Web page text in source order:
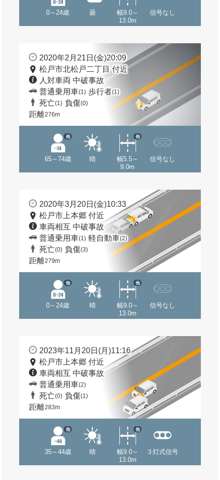
0～24歳 曇
幅9.0～
13.0m
信号なし
2020年2月21日(金)20:09
松戸市北松戸二丁目 付近
人対車両 中破事故
普通乗用車(1) 歩行者(1)
死亡(1) 負傷(0)
距離276m
65～74歳
他
晴
幅5.5～
9.0m
他
信号なし
2020年3月20日(金)10:33
松戸市上本郷 付近
車両相互 中破事故
普通乗用車(1) 軽自動車(2)
死亡(0) 負傷(3)
距離279m
0～24歳
他
晴
幅9.0～
13.0m
他
信号なし
2023年11月20日(月)11:16
松戸市上本郷 付近
車両相互 中破事故
普通乗用車(2)
死亡(0) 負傷(1)
距離283m
35～44歳
他
晴
幅9.0～
13.0m
他
３灯式信号